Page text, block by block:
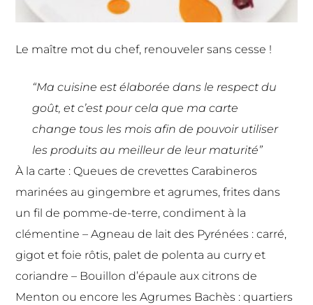
Le maître mot du chef, renouveler sans cesse !
“Ma cuisine est élaborée dans le respect du
goût, et c’est pour cela que ma carte
change tous les mois afin de pouvoir utiliser
les produits au meilleur de leur maturité”
À la carte : Queues de crevettes Carabineros
marinées au gingembre et agrumes, frites dans
un fil de pomme-de-terre, condiment à la
clémentine – Agneau de lait des Pyrénées : carré,
gigot et foie rôtis, palet de polenta au curry et
coriandre – Bouillon d’épaule aux citrons de
Menton ou encore les Agrumes Bachès : quartiers